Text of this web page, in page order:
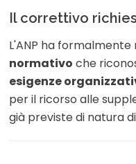
Il correttivo
L'ANP ha formalmente
normativo che
esigenze
per il ricorso alle
già previste di natura